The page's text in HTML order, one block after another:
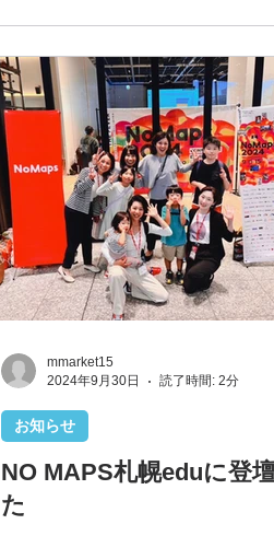
NO MAPS札幌eduに登壇
た
お知らせ
mmarket15
2024年9月30日
読了時間: 2分